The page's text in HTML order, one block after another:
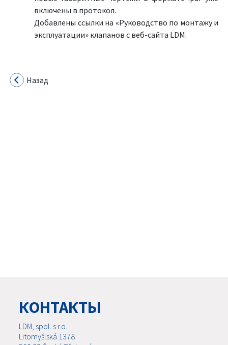
включены в протокол.
Добавлены ссылки на «Руководство по монтажу и
эксплуатации» клапанов с веб-сайта LDM.
Назад
КОНТАКТЫ
LDM, spol. s r.o.
Litomyšlská 1378